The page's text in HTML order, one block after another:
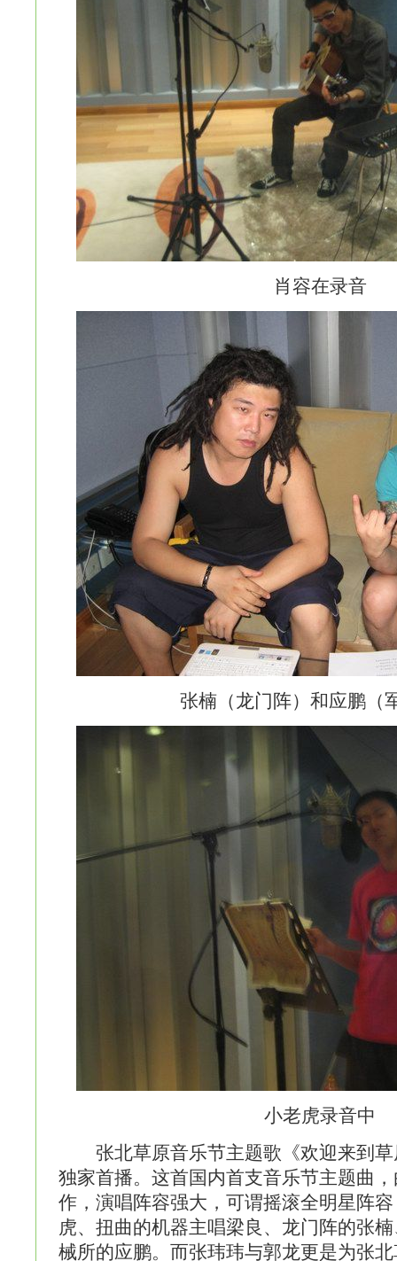
肖容在录音
张楠（龙门阵）和应鹏（
小老虎录音中
张北草原音乐节主题歌《欢迎来到
独家首播。这首国内首支音乐节主题曲
作，演唱阵容强大，可谓摇滚全明星阵
虎、扭曲的机器主唱梁良、龙门阵的张
械所的应鹏。而张玮玮与郭龙更是为张